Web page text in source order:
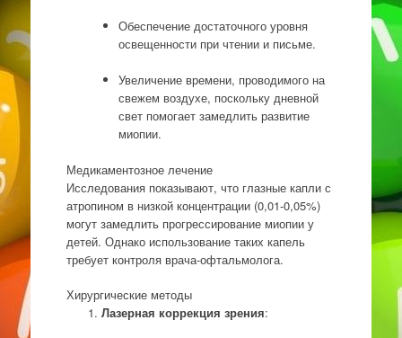
Обеспечение достаточного уровня
освещенности при чтении и письме.
Увеличение времени, проводимого на
свежем воздухе, поскольку дневной
свет помогает замедлить развитие
миопии.
Медикаментозное лечение
Исследования показывают, что глазные капли с
атропином в низкой концентрации (0,01-0,05%)
могут замедлить прогрессирование миопии у
детей. Однако использование таких капель
требует контроля врача-офтальмолога.
Хирургические методы
Лазерная коррекция зрения: